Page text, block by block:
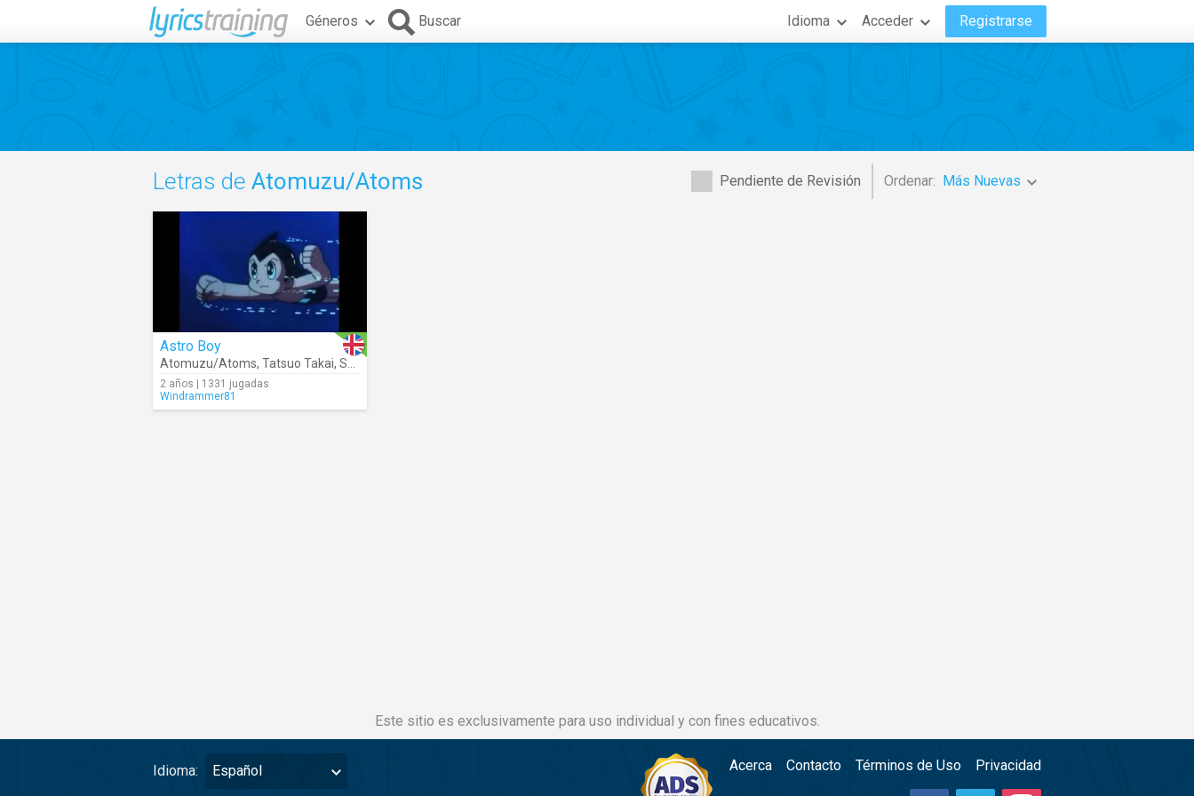
Géneros Buscar Idioma Acceder Registrarse
Pendiente de Revisión Ordenar: Más Nuevas
Letras de Atomuzu/Atoms
Astro Boy
Atomuzu/Atoms, Tatsuo Takai, Shuntarō Tanigawa
2 años | 1331 jugadas
Windrammer81
Este sitio es exclusivamente para uso individual y con fines educativos.
Idioma: Español Acerca Contacto Términos de Uso Privacidad